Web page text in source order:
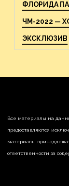
ФЛОРИДА
ЧМ-2022 —
ЭКСКЛЮЗИВ
Все материалы на
предоставляются
материалы
ответственности за